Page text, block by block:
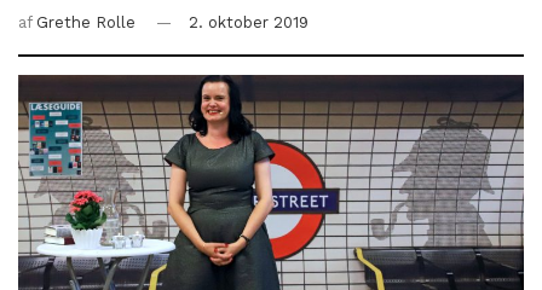
af Grethe Rolle 2. oktober 2019